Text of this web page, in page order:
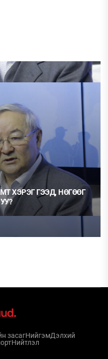
ХЭРЭГ ГЭЭД, НӨГӨӨГ
засагНийгэмДэлхий
Нийтлэл